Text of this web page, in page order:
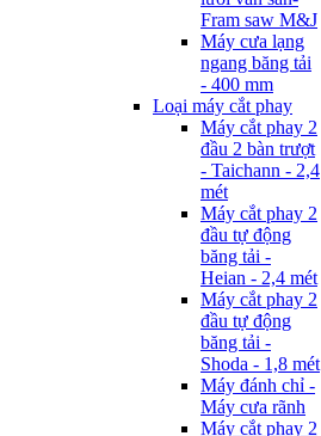
Fram saw M&J
Máy cưa lạng
ngang băng tải
- 400 mm
Loại máy cắt phay
Máy cắt phay 2
đầu 2 bàn trượt
- Taichann - 2,4
mét
Máy cắt phay 2
đầu tự động
băng tải -
Heian - 2,4 mét
Máy cắt phay 2
đầu tự động
băng tải -
Shoda - 1,8 mét
Máy đánh chỉ -
Máy cưa rãnh
Máy cắt phay 2